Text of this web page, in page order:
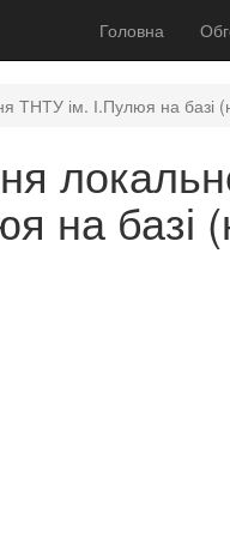
Головна
ТНТУ ім. І.Пулюя на базі
на базі